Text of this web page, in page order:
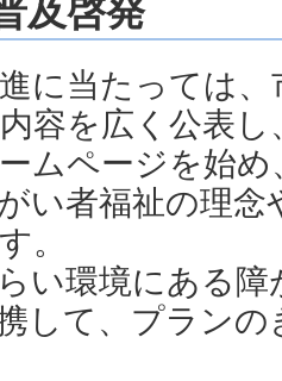
及啓発
に当たっては、
容を広く公表
ムページを始
い者福祉の理
。
い環境にある障
して、プラン